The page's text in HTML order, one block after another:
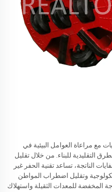
مع مراعاة العوامل البيئية في
التقليدية للبناء. من خلال تقليل
الناتجة، تساعد تقنية الحفر غير
وتقليل اضطراب المواطن
المخفضة للمعدات الثقيلة واستهلاك